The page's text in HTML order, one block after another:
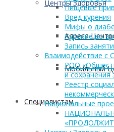
Центры Здоровья
Адреса
Мобильный
Cпециалистам
Пищевые
Вред курения
Мифы о
Курение во
Запись
Взаимодействие с
РОО
и сохранения
Реестр
Национальные